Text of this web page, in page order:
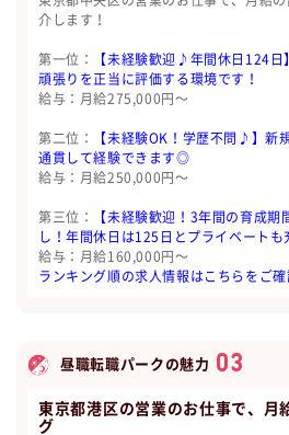
介します！
第一位：
【未経験歓迎♪年間休日124
頑張りを正当に評価する環境です！
給与：月給275,000円〜
第二位：
【未経験OK！学歴不問♪】新
通貫して経験できます◎
給与：月給250,000円〜
第三位：
【未経験歓迎！3年間の育成
し！年間休日は125日とプライベート
給与：月給160,000円〜
ランキング順の求人情報はこちらをご確
昼職転職パークの魅力 03
東京都港区の営業のお仕事で、月
グ